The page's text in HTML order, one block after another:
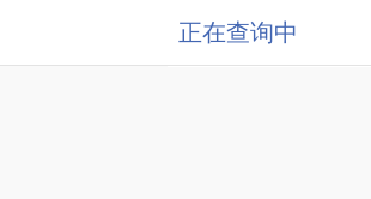
正在查询中